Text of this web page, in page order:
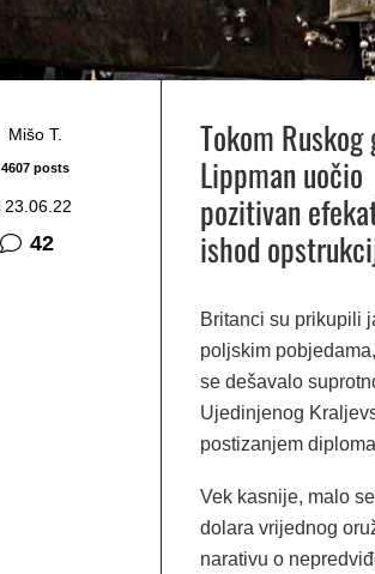
Mišo T.
4607 posts
23.06.22
42
Tokom
Lippman uočio
pozitivan
ishod
Britanci su prikupili
poljskim
se dešavalo
Ujedinjenog
postizanjem
Vek kasnije, malo
dolara vrijednog
narativu o